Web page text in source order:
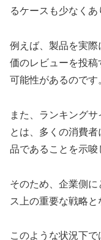
るケースも少なくあ
例えば、製品を実
価のレビューを投
可能性があるのです
また、ランキング
とは、多くの消費
品であることを示唆
そのため、企業側
ス上の重要な戦略と
このような状況下